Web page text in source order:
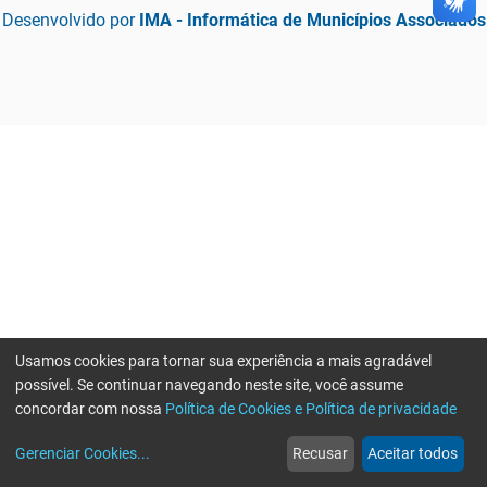
Desenvolvido por IMA - Informática de Municípios Associados
web
Notícias
more_horiz
Mais
Usamos cookies para tornar sua experiência a mais agradável
possível. Se continuar navegando neste site, você assume
concordar com nossa Política de Cookies e Política de privacidade
Gerenciar Cookies... Recusar Aceitar todos